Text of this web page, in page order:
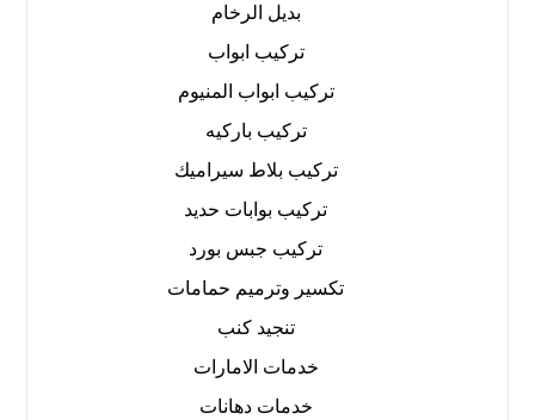
بديل الرخام
تركيب ابواب
تركيب ابواب المنيوم
تركيب باركيه
تركيب بلاط سيراميك
تركيب بوابات حديد
تركيب جبس بورد
تكسير وترميم حمامات
تنجيد كنب
خدمات الامارات
خدمات دهانات